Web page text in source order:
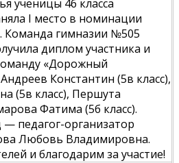
ученицы 4б класса
I место в номинации
Команда гимназии №505
диплом участника и
«Дорожный
Константин (5в класс),
(5в класс), Першута
Фатима (5б класс).
педагог-организатор
Любовь Владимировна.
и благодарим за участие!